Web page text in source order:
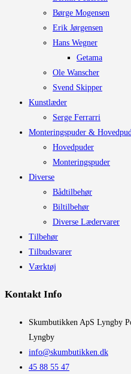
Børge Mogensen
Erik Jørgensen
Hans Wegner
Getama
Ole Wanscher
Svend Skipper
Kunstlæder
Serge Ferrarri
Monteringspuder &
Hovedpuder
Monteringspuder
Diverse
Bådtilbehør
Biltilbehør
Diverse Lædervarer
Tilbehør
Tilbudsvarer
Værktøj
Kontakt Info
​Skumbutikken ApS Lyngby
Lyngby
info@skumbutikken.dk
45 88 55 47